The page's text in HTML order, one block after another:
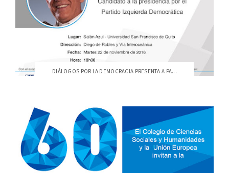
DIÁLOGOS POR LA DEMOCRACIA PRESENTA A PA...